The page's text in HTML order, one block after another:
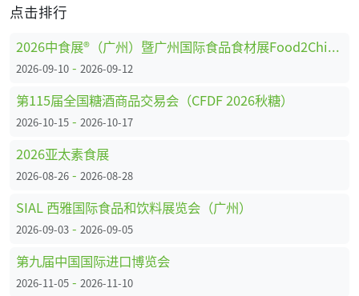
点击排行
2026中食展®（广州）暨广州国际食品食材展Food2China Expo
2026-09-10 - 2026-09-12
第115届全国糖酒商品交易会（CFDF 2026秋糖）
2026-10-15 - 2026-10-17
2026亚太素食展
2026-08-26 - 2026-08-28
SIAL 西雅国际食品和饮料展览会（广州）
2026-09-03 - 2026-09-05
第九届中国国际进口博览会
2026-11-05 - 2026-11-10